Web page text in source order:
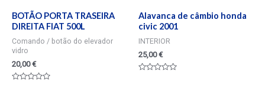
BOTÃO PORTA TRASEIRA
DIREITA FIAT 500L
Comando / botão do elevador
vidro
20,00€
Alavanca de câmbio honda
civic 2001
INTERIOR
25,00€